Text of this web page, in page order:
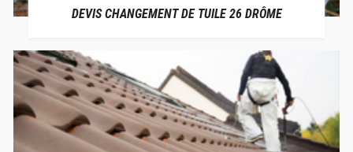
DEVIS CHANGEMENT DE TUILE 26 DRÔME